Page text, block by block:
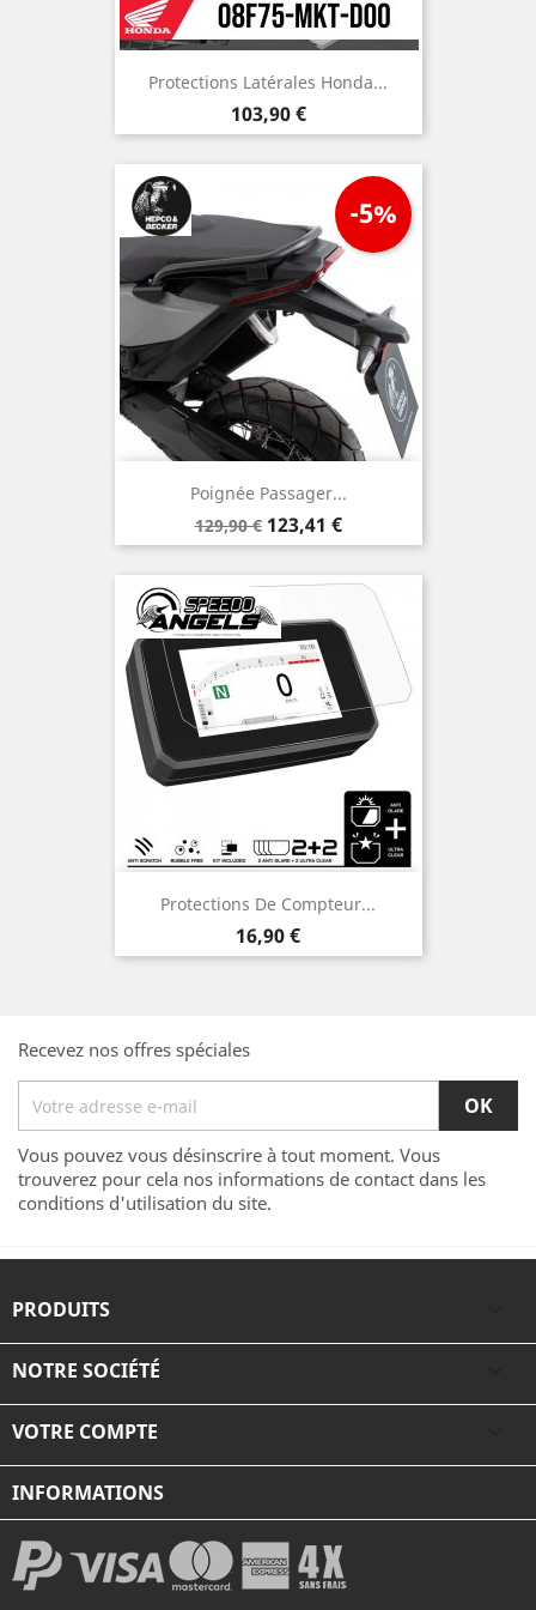
Protections Latérales Honda...
Prix
103,90 €
Poignée Passager...
Prix
de
base
129,90 €
-5%
Prix
123,41 €
Protections De Compteur...
Prix
16,90 €
Recevez nos offres spéciales
Vous pouvez vous désinscrire à tout moment. Vous
trouverez pour cela nos informations de contact dans les
conditions d'utilisation du site.
PRODUITS
NOTRE SOCIÉTÉ
VOTRE COMPTE
INFORMATIONS